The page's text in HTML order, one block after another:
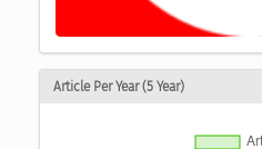
Article Per Year (5 Year)